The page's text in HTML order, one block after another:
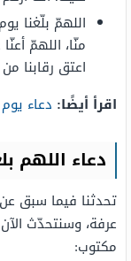
اللهمّ بلّغنا
منّا، اللهمّ
اعتق رقابنا
اقرأ أيضًا: دعاء
دعاء اللهم
تحدثنا فيما سبق
عرفة، وسنتحدّث
مكتوب: